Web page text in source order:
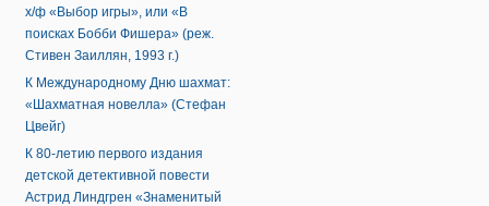
х/ф «Выбор игры», или «В
поисках Бобби Фишера» (реж.
Стивен Заиллян, 1993 г.)
К Международному Дню шахмат:
«Шахматная новелла» (Стефан
Цвейг)
К 80-летию первого издания
детской детективной повести
Астрид Линдгрен «Знаменитый